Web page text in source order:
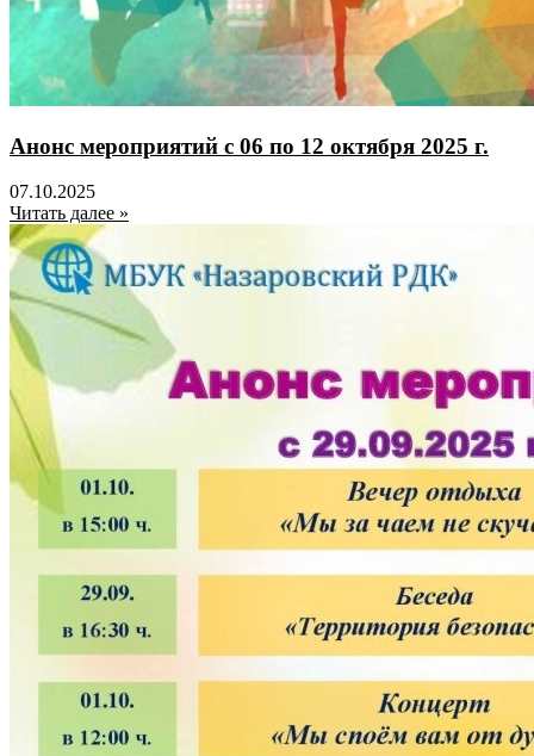
Анонс мероприятий с 06 по 12 октября 2025 г.
07.10.2025
Читать далее »